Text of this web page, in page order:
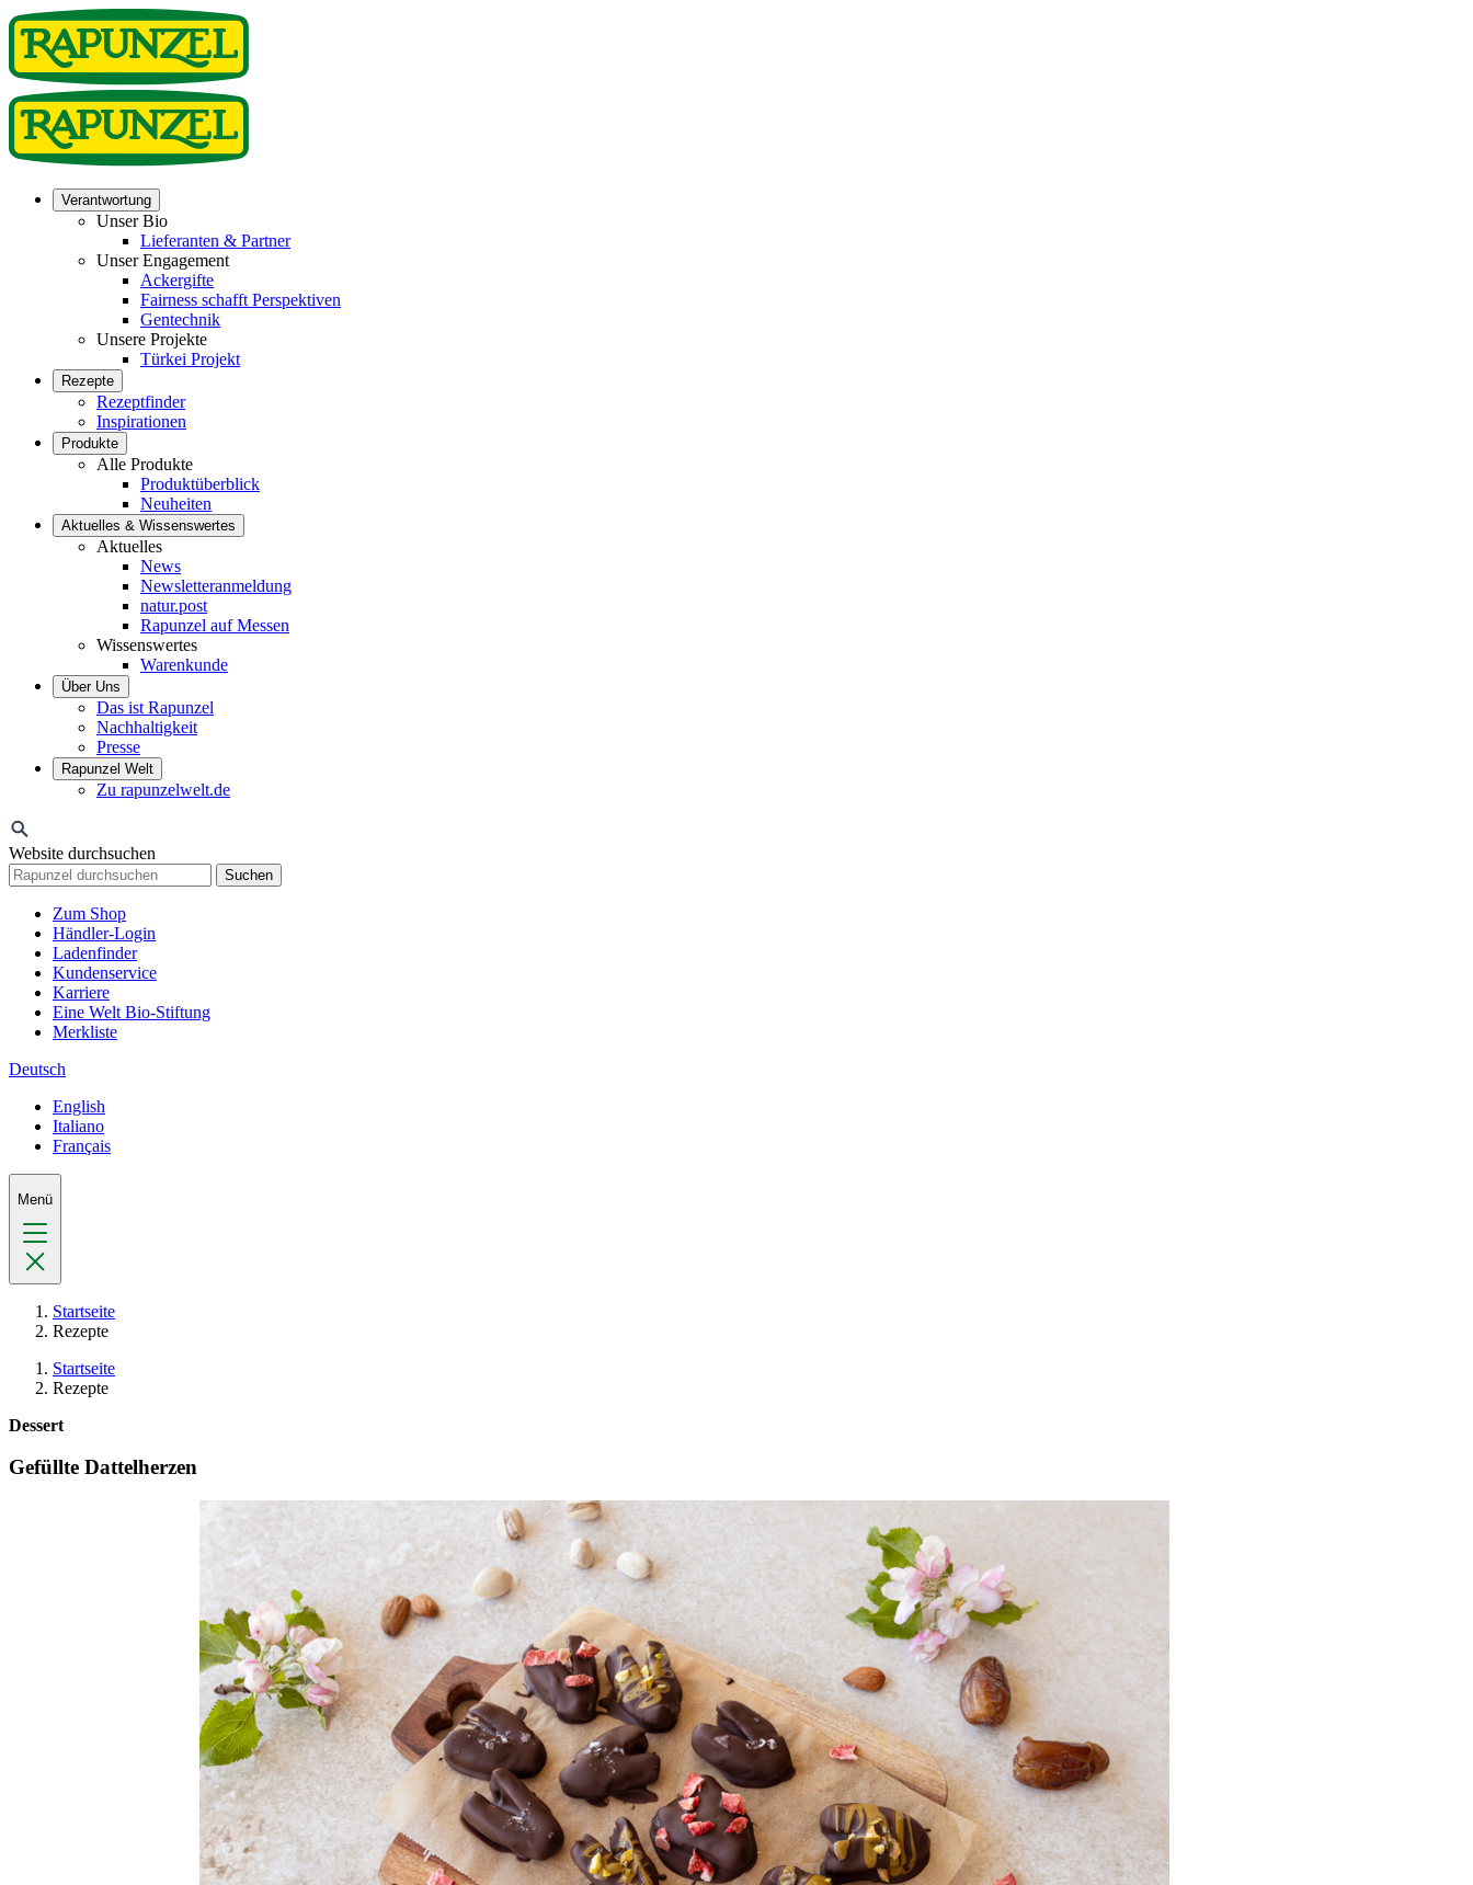
Verantwortung
Unser Bio
Lieferanten & Partner
Unser Engagement
Ackergifte
Fairness schafft Perspektiven
Gentechnik
Unsere Projekte
Türkei Projekt
Rezepte
Rezeptfinder
Inspirationen
Produkte
Alle Produkte
Produktüberblick
Neuheiten
Aktuelles & Wissenswertes
Aktuelles
News
Newsletteranmeldung
natur.post
Rapunzel auf Messen
Wissenswertes
Warenkunde
Über Uns
Das ist Rapunzel
Nachhaltigkeit
Presse
Rapunzel Welt
Zu rapunzelwelt.de
Website durchsuchen
Suchen
Zum Shop
Händler-Login
Ladenfinder
Kundenservice
Karriere
Eine Welt Bio-Stiftung
Merkliste
Deutsch
English
Italiano
Français
Menü
Startseite
Rezepte
Startseite
Rezepte
Dessert
Gefüllte Dattelherzen